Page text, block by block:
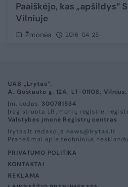
Paaiškėjo, kas „apšildys“
Vilniuje
Žmonės 2016-04-25
UAB „Lrytas“,
A. Goštauto g. 12A, LT-01108, Vilnius.
Įm. kodas: 300781534
Įregistruota LR įmonių registre,
Valstybės įmonė Registrų centras
lrytas.lt redakcija news@lrytas.lt
Pranešimai apie techninius
PRIVATUMO POLITIKA
KONTAKTAI
REKLAMA